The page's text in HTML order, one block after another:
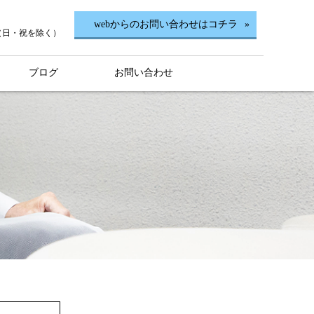
・祝を除く）
webからのお問い合わせはコチラ
ブログ お問い合わせ